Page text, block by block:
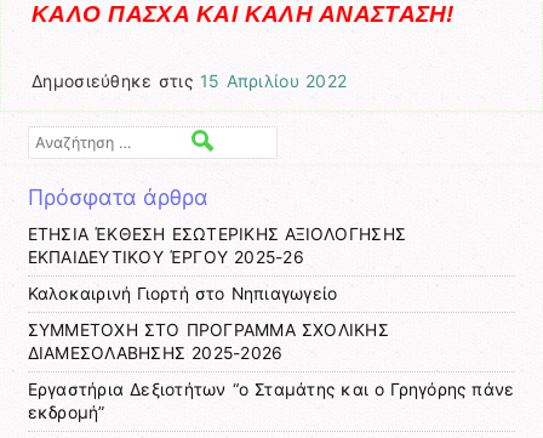
ΚΑΛΟ ΠΑΣΧΑ ΚΑΙ ΚΑΛΗ ΑΝΑΣΤΑΣΗ!
Δημοσιεύθηκε στις 15 Απριλίου 2022
Αναζήτηση
Πρόσφατα άρθρα
ΕΤΗΣΙΑ ΈΚΘΕΣΗ ΕΣΩΤΕΡΙΚΗΣ ΑΞΙΟΛΟΓΗΣΗΣ
ΕΚΠΑΙΔΕΥΤΙΚΟΥ ΈΡΓΟΥ 2025-26
Καλοκαιρινή Γιορτή στο Νηπιαγωγείο
ΣΥΜΜΕΤΟΧΗ ΣΤΟ ΠΡΟΓΡΑΜΜΑ ΣΧΟΛΙΚΗΣ
ΔΙΑΜΕΣΟΛΑΒΗΣΗΣ 2025-2026
Εργαστήρια Δεξιοτήτων “ο Σταμάτης και ο Γρηγόρης πάνε
εκδρομή”